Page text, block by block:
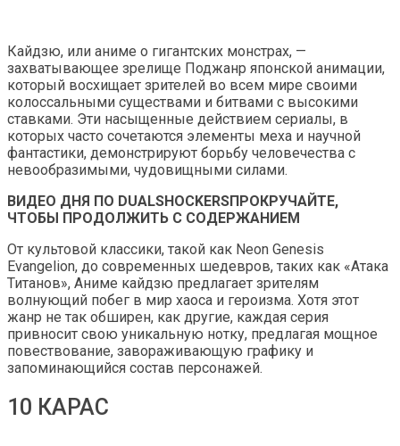
Кайдзю, или аниме о гигантских монстрах, —
захватывающее зрелище Поджанр японской анимации,
который восхищает зрителей во всем мире своими
колоссальными существами и битвами с высокими
ставками. Эти насыщенные действием сериалы, в
которых часто сочетаются элементы меха и научной
фантастики, демонстрируют борьбу человечества с
невообразимыми, чудовищными силами.
ВИДЕО ДНЯ ПО DUALSHOCKERSПРОКРУЧАЙТЕ,
ЧТОБЫ ПРОДОЛЖИТЬ С СОДЕРЖАНИЕМ
От культовой классики, такой как Neon Genesis
Evangelion, до современных шедевров, таких как «Атака
Титанов», Аниме кайдзю предлагает зрителям
волнующий побег в мир хаоса и героизма. Хотя этот
жанр не так обширен, как другие, каждая серия
привносит свою уникальную нотку, предлагая мощное
повествование, завораживающую графику и
запоминающийся состав персонажей.
10 КАРАС